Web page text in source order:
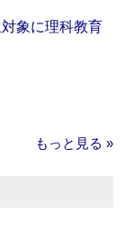
対象に理科教育
もっと見る »